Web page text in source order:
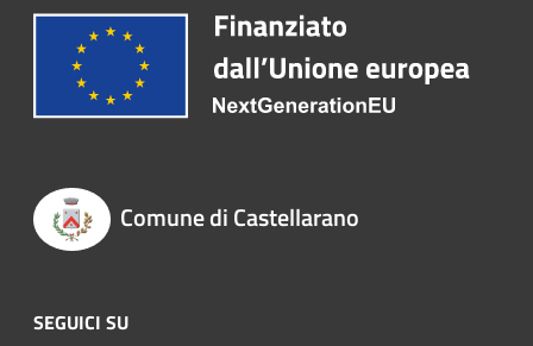
Comune di Castellarano
SEGUICI SU